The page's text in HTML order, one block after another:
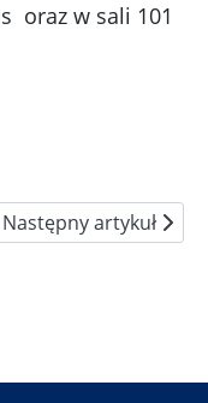
oraz w sali 101
Następny artykuł:
Następny artykuł